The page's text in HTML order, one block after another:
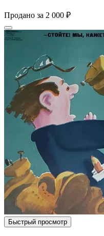
Продано за 2 000 ₽
Быстрый просмотр